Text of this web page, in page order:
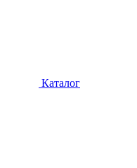
Каталог